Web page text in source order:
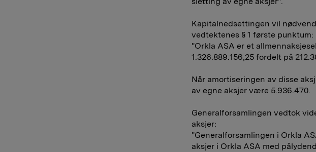
Kapital­nedsettingen vil
vedtektenes § 1 første punktum:
"Orkla ASA er et
1.326.889.156,25 fordelt på
Når amortiseringen av disse
av egne aksjer være 5.936.470.
Generalforsamlingen vedtok
aksjer:
"Generalforsamlingen i Orkla
aksjer i Orkla ASA med